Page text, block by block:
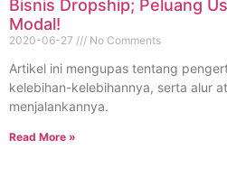
Bisnis Dropship; Peluang
Modal!
2020-06-27 No Comments
Artikel ini mengupas tentang
kelebihan-kelebihannya, serta alur
menjalankannya.
Read More »